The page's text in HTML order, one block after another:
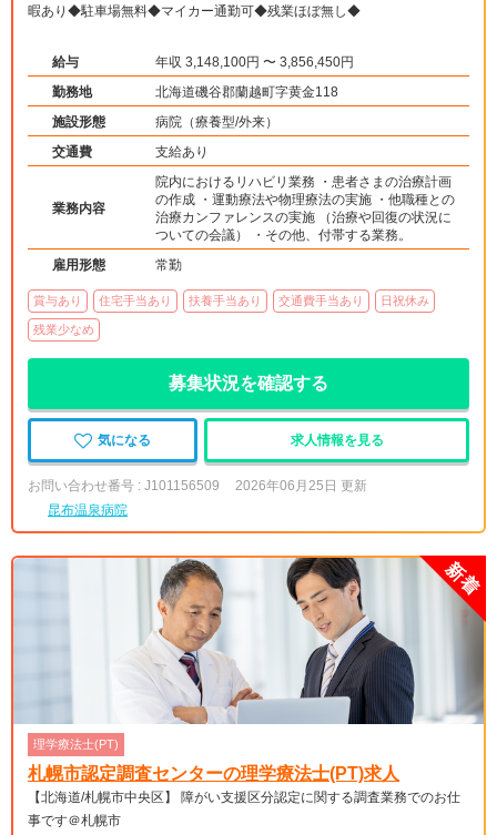
暇あり◆駐車場無料◆マイカー通勤可◆残業ほぼ無し◆
給与
年収 3,148,100円 〜 3,856,450円
勤務地
北海道磯谷郡蘭越町字黄金118
施設形態
病院（療養型/外来）
交通費
支給あり
業務内容
院内におけるリハビリ業務 ・患者さまの治療計画
の作成 ・運動療法や物理療法の実施 ・他職種との
治療カンファレンスの実施 （治療や回復の状況に
ついての会議） ・その他、付帯する業務。
雇用形態
常勤
賞与あり 住宅手当あり 扶養手当あり 交通費手当あり 日祝休み
残業少なめ
募集状況を確認する
気になる 求人情報を見る
お問い合わせ番号 : J101156509
2026年06月25日 更新
昆布温泉病院
理学療法士(PT)
札幌市認定調査センターの理学療法士(PT)求人
【北海道/札幌市中央区】 障がい支援区分認定に関する調査業務でのお仕
事です＠札幌市